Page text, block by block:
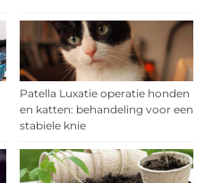
Patella Luxatie operatie honden
en katten: behandeling voor een
stabiele knie